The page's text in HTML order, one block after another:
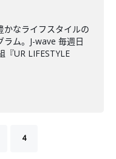
かなライフスタイルの
ラム。J-wave 毎週日
UR LIFESTYLE
4